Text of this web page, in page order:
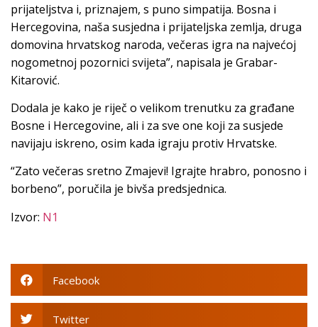
prijateljstva i, priznajem, s puno simpatija. Bosna i
Hercegovina, naša susjedna i prijateljska zemlja, druga
domovina hrvatskog naroda, večeras igra na najvećoj
nogometnoj pozornici svijeta”, napisala je Grabar-
Kitarović.
Dodala je kako je riječ o velikom trenutku za građane
Bosne i Hercegovine, ali i za sve one koji za susjede
navijaju iskreno, osim kada igraju protiv Hrvatske.
“Zato večeras sretno Zmajevi! Igrajte hrabro, ponosno i
borbeno”, poručila je bivša predsjednica.
Izvor: N1
Facebook
Twitter